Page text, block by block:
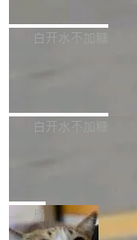
采样，无缝循环。音
成兜底——锯齿波振
至4小时，效率提升
的不只是速度，而是
正，才能成为机器能
张CT影像上完成像素
这个版本面向生产环
们彻底收敛了旧配置
白开水不加糖
理工具。它可以查看
新功能 macOS：在
通过 AirDop 共享书
白开水不加糖
ube 视频，标题是
故事"。视频核心观点
局